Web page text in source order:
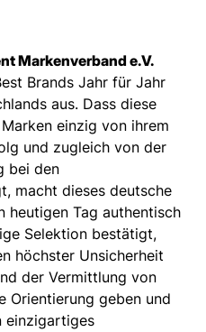
Markenverband e.V.
Brands Jahr für Jahr
aus. Dass diese
einzig von ihrem
und zugleich von der
bei den
macht dieses deutsche
heutigen Tag authentisch
Selektion bestätigt,
höchster Unsicherheit
der Vermittlung von
Orientierung geben und
einzigartiges